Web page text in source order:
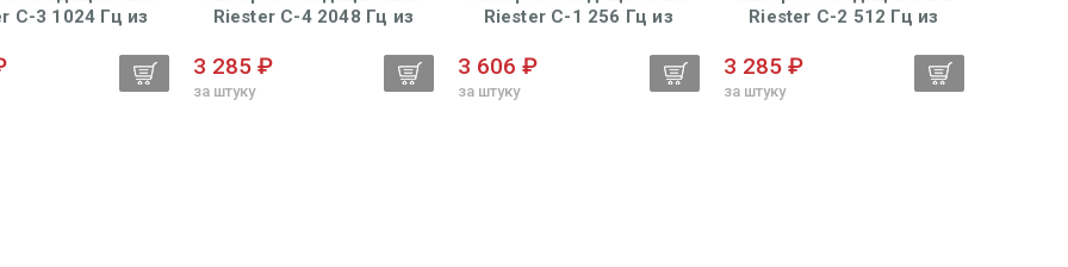
C-3 1024 Гц из
Riester С-4 2048 Гц из
3 285 ₽
за штуку
Riester С-1 256 Гц из
3 606 ₽
за штуку
Riester С-2 512 Гц из
3 285 ₽
за штуку